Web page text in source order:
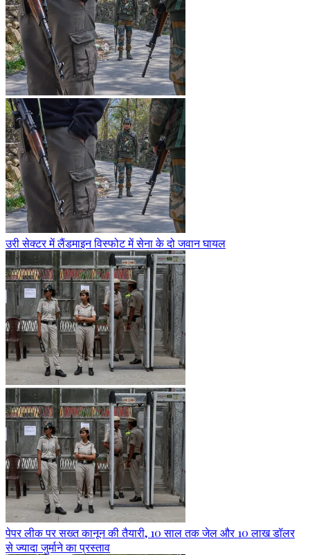
उरी सेक्टर में लैंडमाइन विस्फोट में सेना के दो जवान घायल
पेपर लीक पर सख्त कानून की तैयारी, 10 साल तक जेल और 10 लाख डॉलर
से ज्यादा जुर्माने का प्रस्ताव